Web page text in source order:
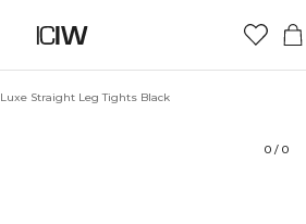
Luxe Straight Leg Tights Black
0 / 0